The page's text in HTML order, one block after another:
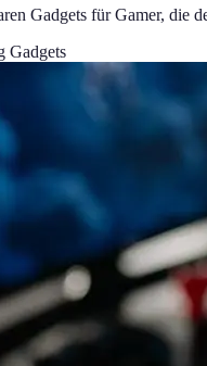
Gadgets für Gamer, die
Gadgets